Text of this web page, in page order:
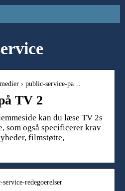
› public-service-pa…
TV 2
kan du læse TV 2s
som også specificerer krav
filmstøtte,
redegoerelser